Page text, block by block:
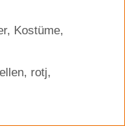
, Kostüme,
, rotj,